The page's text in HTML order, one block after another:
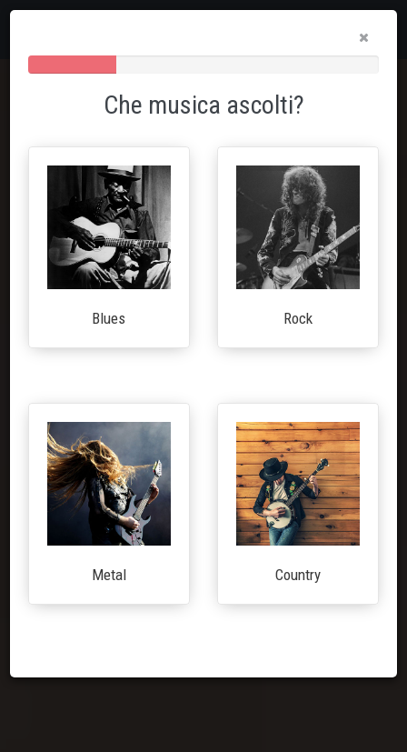
(danger)Che musica ascolti?
Blues Rock
Metal Country